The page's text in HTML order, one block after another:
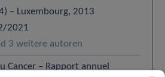
– Luxembourg, 2013
2021
3 weitere autoren
Cancer – Rapport annuel